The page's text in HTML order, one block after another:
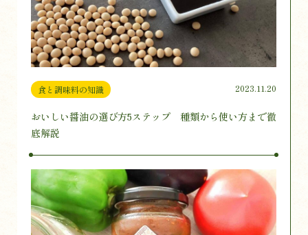
食と調味料の知識 2023.11.20
おいしい醤油の選び方5ステップ 種類から使い方まで徹
底解説